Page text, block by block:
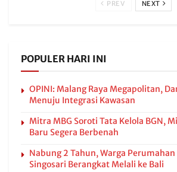
PREV NEXT
POPULER HARI INI
OPINI: Malang Raya Megapolitan,
Menuju Integrasi Kawasan
Mitra MBG Soroti Tata Kelola BGN,
Baru Segera Berbenah
Nabung 2 Tahun, Warga
Singosari Berangkat Melali ke Bali